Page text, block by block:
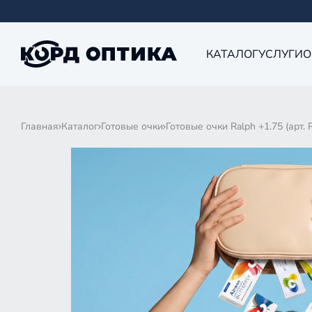
КАТАЛОГУСЛУГИ
Главная Каталог Готовые очки Готовые очки Ralph +1.75 (арт.